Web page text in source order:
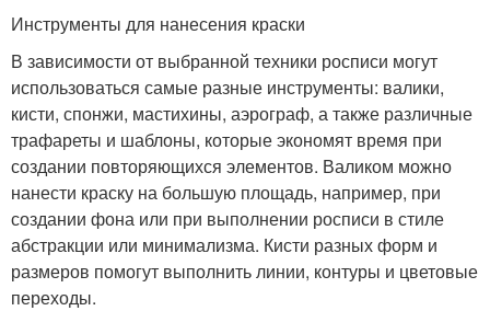
Инструменты для нанесения краски
В зависимости от выбранной техники росписи могут
использоваться самые разные инструменты: валики,
кисти, спонжи, мастихины, аэрограф, а также различные
трафареты и шаблоны, которые экономят время при
создании повторяющихся элементов. Валиком можно
нанести краску на большую площадь, например, при
создании фона или при выполнении росписи в стиле
абстракции или минимализма. Кисти разных форм и
размеров помогут выполнить линии, контуры и цветовые
переходы.